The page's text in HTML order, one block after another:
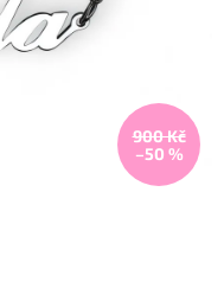
900 Kč
–50 %